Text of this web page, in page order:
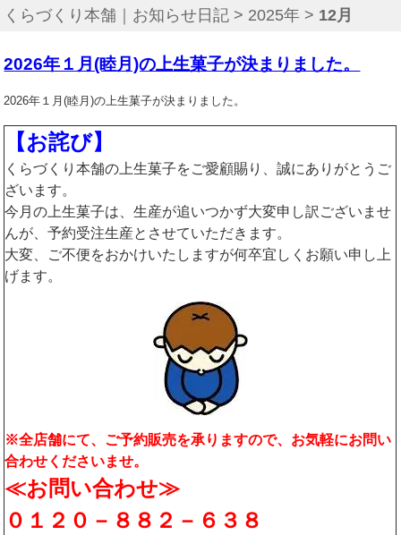
くらづくり本舗｜お知らせ日記 > 2025年 > 12月
2026年１月(睦月)の上生菓子が決まりました。
2026年１月(睦月)の上生菓子が決まりました。
【お詫び】
くらづくり本舗の上生菓子をご愛顧賜り、誠にありがとうご
ざいます。
今月の上生菓子は、生産が追いつかず大変申し訳ございませ
んが、予約受注生産とさせていただきます。
大変、ご不便をおかけいたしますが何卒宜しくお願い申し上
げます。
※全店舗にて、ご予約販売を承りますので、お気軽にお問い
合わせくださいませ。
≪お問い合わせ≫
０１２０－８８２－６３８